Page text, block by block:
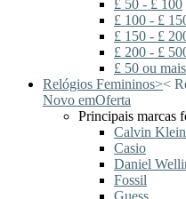
£ 50 - £ 100
£ 100 - £
£ 150 - £
£ 200 - £
£ 50 ou mais
Relógios Femininos><
Novo emOferta
Principais marcas
Calvin Klein
Casio
Daniel
Fossil
Guess